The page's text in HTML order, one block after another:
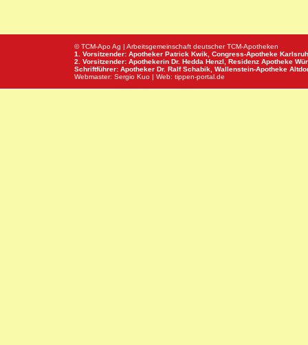
© TCM-Apo Ag | Arbeitsgemeinschaft deutscher TCM-Apotheken
1. Vorsitzender: Apotheker Patrick Kwik, Congress-Apotheke
2. Vorsitzender: Apothekerin Dr. Hedda Henzl, Residenz Apotheke
Schriftführer: Apotheker Dr. Ralf Schabik, Wallenstein-Apotheke
Webmaster: Sergio Kuo | Web: tippen-portal.de